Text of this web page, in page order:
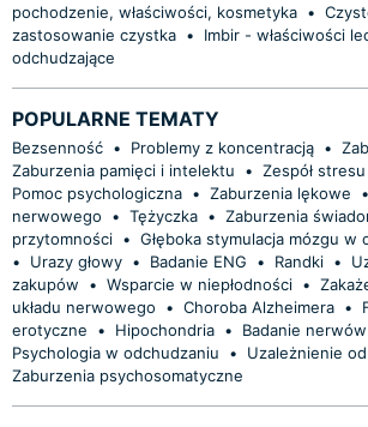
pochodzenie, właściwości, kosmetyka •
zastosowanie czystka •
Imbir - właściwości
odchudzające
POPULARNE TEMATY
Bezsenność • Problemy z koncentracją •
Zaburzenia pamięci i intelektu
• Zespół
Pomoc psychologiczna • Zaburzenia lękowe •
nerwowego
• Tężyczka • Zaburzenia
przytomności • Głęboka stymulacja mózgu w
•
Urazy głowy • Badanie ENG • Randki •
zakupów
• Wsparcie w niepłodności •
układu nerwowego
• Choroba Alzheimera •
erotyczne
• Hipochondria • Badanie
Psychologia w odchudzaniu
• Uzależnienie
Zaburzenia psychosomatyczne